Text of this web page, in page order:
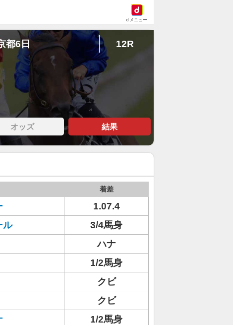
dメニュー
都6日 12R
オッズ 結果
着差
1.07.4
ル
3/4馬身
ハナ
1/2馬身
クビ
クビ
1/2馬身